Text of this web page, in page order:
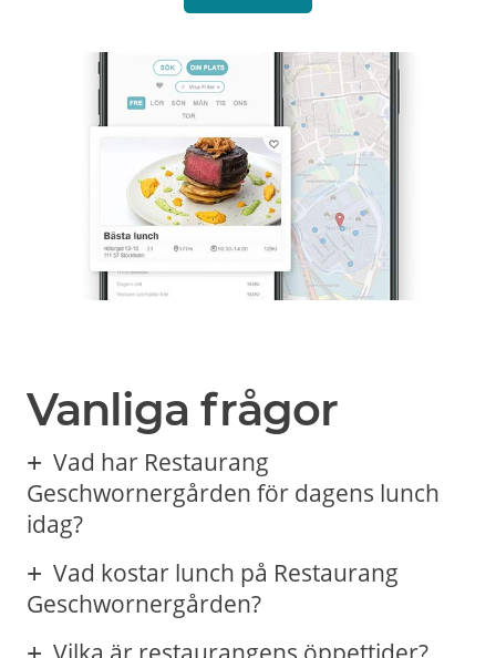
Vanliga frågor
Vad har Restaurang
Geschwornergården för dagens lunch
idag?
Vad kostar lunch på Restaurang
Geschwornergården?